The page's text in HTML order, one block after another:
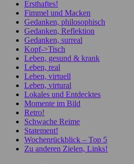
Ersthaftes!
Fimmel und Macken
Gedanken, philosophisch
Gedanken, Reflektion
Gedanken, surreal
Kopf->Tisch
Leben, gesund & krank
Leben, real
Leben, virtuell
Leben, virtural
Lokales und Entdecktes
Momente im Bild
Retro!
Schwache Reime
Statement!
Wochenrückblick – Top 5
Zu anderen Zielen, Links!